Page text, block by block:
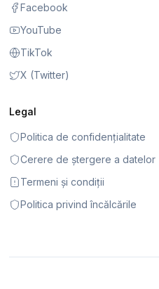
Facebook
YouTube
TikTok
X (Twitter)
Legal
Politica de confidențialitate
Cerere de ștergere a datelor
Termeni și condiții
Politica privind încălcările